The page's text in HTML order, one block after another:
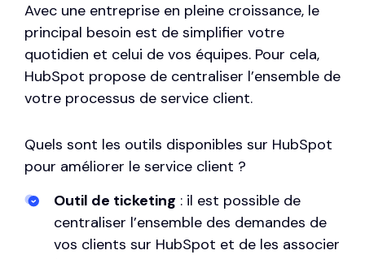
Avec une entreprise en pleine croissance, le
principal besoin est de simplifier votre
quotidien et celui de vos équipes. Pour cela,
HubSpot propose de centraliser l’ensemble de
votre processus de service client.
Quels sont les outils disponibles sur HubSpot
pour améliorer le service client ?
Outil de ticketing : il est possible de
centraliser l’ensemble des demandes de
vos clients sur HubSpot et de les associer